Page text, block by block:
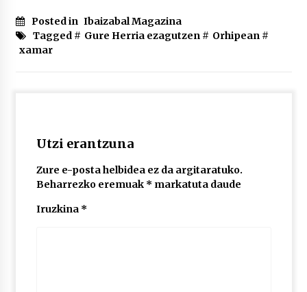
MUSIBLA #297: Bide, Boards Of Canada, Somak,
Posted in Ibaizabal Magazina
Tagged # Gure Herria ezagutzen# Orhipean#
xamar
Utzi erantzuna
Zure e-posta helbidea ez da argitaratuko.
Beharrezko eremuak * markatuta daude
Iruzkina *